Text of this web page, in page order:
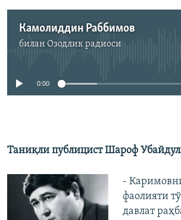
Камолиддин Раббимов
билан Озодлик радиоси
Айни дамда медиа-манба
0:00
Таниқли публицист Шароф
-
фаолияти
давлат